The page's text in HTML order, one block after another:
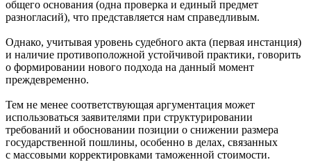
общего основания (одна проверка и единый предмет
разногласий), что представляется нам справедливым.
Однако, учитывая уровень судебного акта (первая инстанция)
и наличие противоположной устойчивой практики, говорить
о формировании нового подхода на данный момент
преждевременно.
Тем не менее соответствующая аргументация может
использоваться заявителями при структурировании
требований и обосновании позиции о снижении размера
государственной пошлины, особенно в делах, связанных
с массовыми корректировками таможенной стоимости.